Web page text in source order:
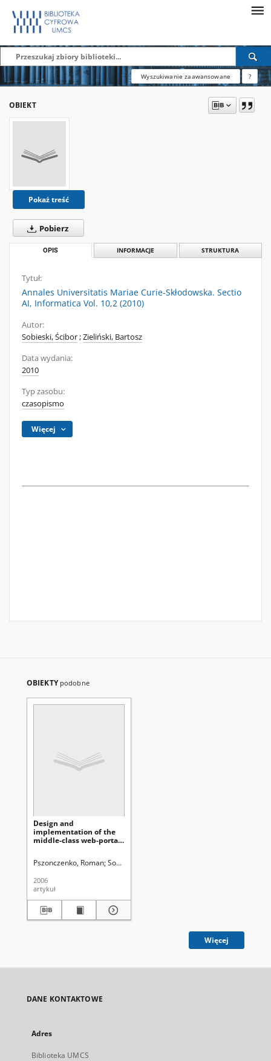
Wyszukiwanie zaawansowane ?
OBIEKT
Pokaż treść
Pobierz
OPIS INFORMACJE STRUKTURA
Tytuł:
Annales Universitatis Mariae Curie-Skłodowska. Sectio
AI, Informatica Vol. 10,2 (2010)
Autor:
Sobieski, Ścibor;Zieliński, Bartosz
Data wydania:
2010
Typ zasobu:
czasopismo
Więcej
OBIEKTY podobne
Design and
implementation of the
middle-class web-portal
Pszonczenko, Roman Sobieski, Ścibor
2006
artykuł
Więcej
DANE KONTAKTOWE
Adres
Biblioteka UMCS